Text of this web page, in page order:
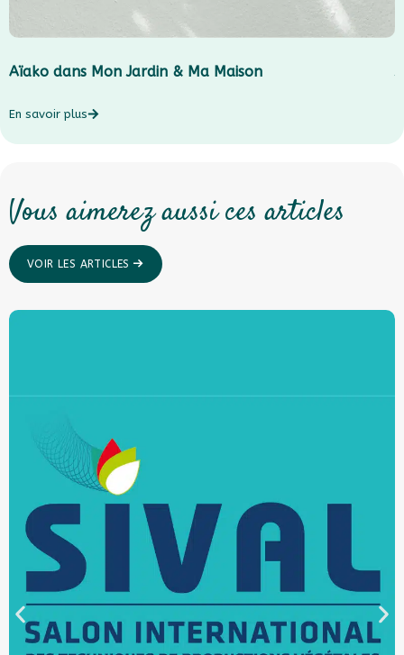
Aïako dans Mon Jardin & Ma Maison
En savoir plus
Vous aimerez aussi ces articles
VOIR LES ARTICLES